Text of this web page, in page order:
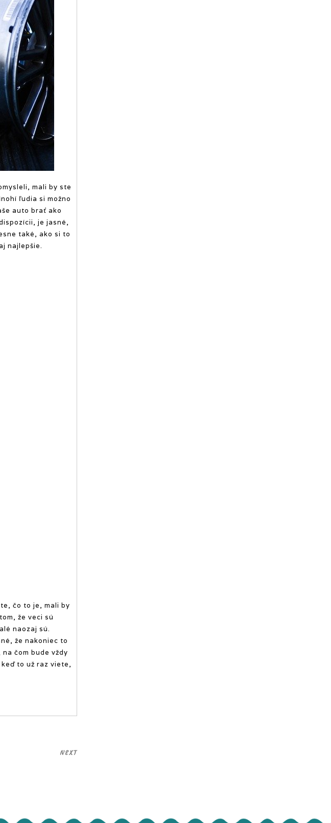
mali by ste
ľudia si možno
auto brať ako
je jasné,
také, ako si to
najlepšie.
čo to je, mali by
že veci sú
naozaj sú.
že nakoniec to
čom bude vždy
to už raz viete,
NEXT